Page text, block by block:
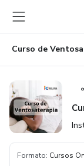
para
o
conteúdo
principal
para
o
pagamento
para
o
rodapé
Formato: Cursos